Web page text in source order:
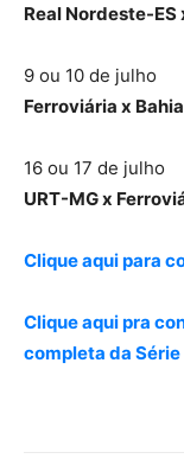
Real Nordeste-ES
9 ou 10 de julho
Ferroviária x
16 ou 17 de julho
URT-MG x
Clique aqui para
Clique aqui pra
completa da Série